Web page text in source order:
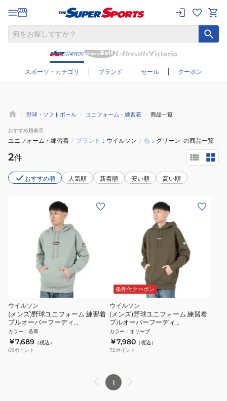
スポーツ・カテゴリ ブランド セール クーポン
さらに絞り込む
野球・ソフトボール ユニフォーム・練習着 商品一覧
おすすめ順表示
ユニフォーム・練習着 / ブランド ウイルソン / 色 グリーン の商品一覧
2件
おすすめ順 人気順 新着順 安い順 高い順
ウイルソン
(メンズ)野球ユニフォーム 練習着
プルオーバーフーディ
WB6045515
カラー ： 若草
￥7,689 （税込）
69ポイント
条件付クーポン
ウイルソン
(メンズ)野球ユニフォーム 練習着
プルオーバーフーディ
WB6064012
カラー ： オリーブ
￥7,980 （税込）
72ポイント
1